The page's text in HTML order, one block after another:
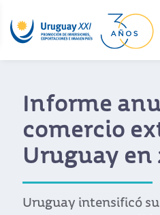
Informe
comercio
Uruguay en
Uruguay intensificó